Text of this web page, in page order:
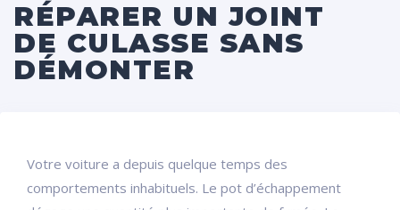
RÉPARER UN JOINT
DE CULASSE SANS
DÉMONTER
Votre voiture a depuis quelque temps des
comportements inhabituels. Le pot d’échappement